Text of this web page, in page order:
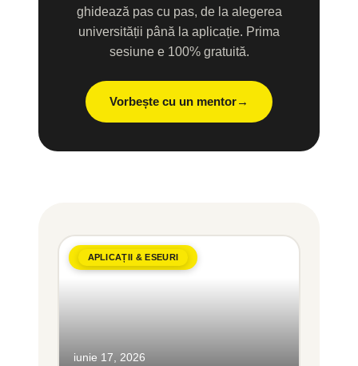
ghidează pas cu pas, de la alegerea
universității până la aplicație. Prima
sesiune e 100% gratuită.
Vorbește cu un mentor
APLICAȚII & ESEURI
iunie 17, 2026